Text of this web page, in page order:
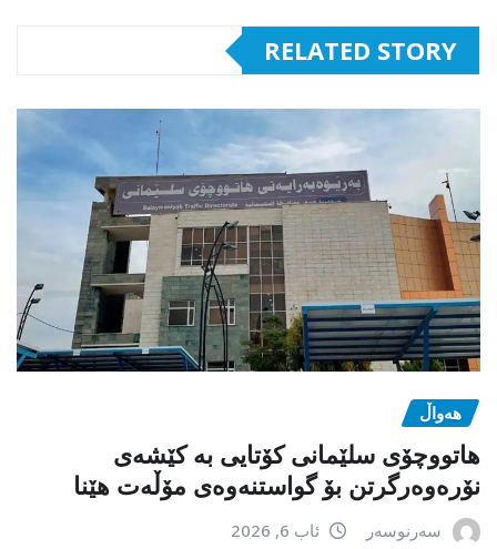
RELATED STORY
هەواڵ
هاتووچۆی سلێمانی کۆتایی بە کێشەی
نۆرەوەرگرتن بۆ گواستنەوەی مۆڵەت هێنا
سەرنوسەر ئاب 6, 2026